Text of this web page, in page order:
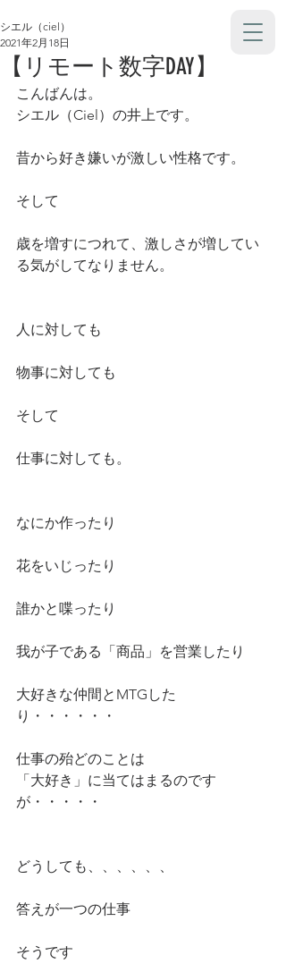
【リモート数字DAY】
シエル（ciel）
2021年2月18日
こんばんは。
シエル（Ciel）の井上です。
昔から好き嫌いが激しい性格です。
そして
歳を増すにつれて、激しさが増してい
る気がしてなりません。
人に対しても
物事に対しても
そして
仕事に対しても。
なにか作ったり
花をいじったり
誰かと喋ったり
我が子である「商品」を営業したり
大好きな仲間とMTGした
り・・・・・・
仕事の殆どのことは
「大好き」に当てはまるのです
が・・・・・
どうしても、、、、、、
答えが一つの仕事
そうです